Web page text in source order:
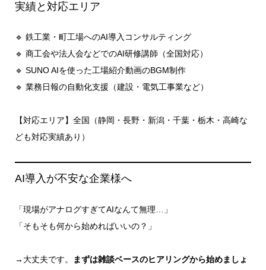
実績と対応エリア
🔹 鉄工業・町工場へのAI導入コンサルティング
🔹 商工会や法人会などでのAI研修講師（全国対応）
🔹 SUNO AIを使った工場紹介動画のBGM制作
🔹 業務日報の自動化支援（建設・電気工事業など）
【対応エリア】全国（静岡・長野・新潟・千葉・栃木・高崎な
ども対応実績あり）
AI導入が不安な企業様へ
「現場がアナログすぎてAIなんて無理…」
「そもそも何から始めればいいの？」
→大丈夫です。
まずは雑談ベースのヒアリングから始めましょ